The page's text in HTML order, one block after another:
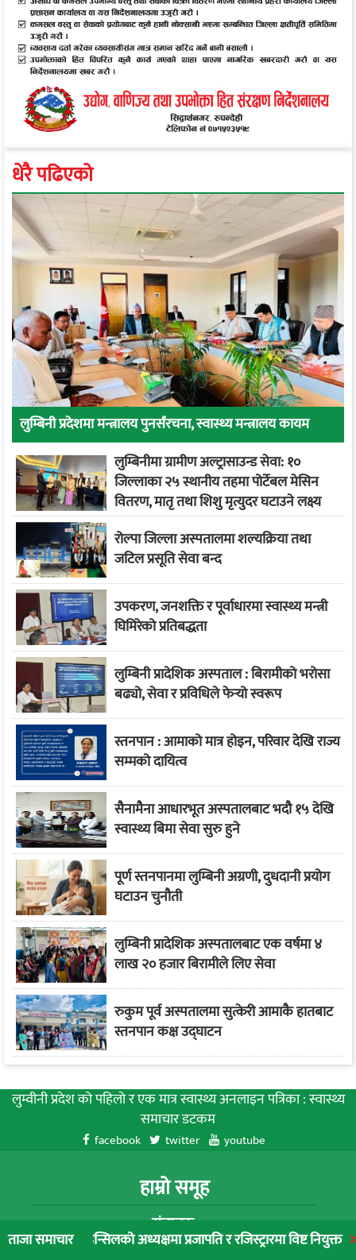
ताजा समाचार
अध्यक्षमा प्रजापति र रजिस्ट्रारमा विष्ट नियुक्त लुम्बिनी
धेरै पढिएको
लुम्बिनी प्रदेशमा मन्त्रालय पुनर्संरचना, स्वास्थ्य मन्त्रालय कायम
लुम्बिनीमा ग्रामीण अल्ट्रासाउन्ड सेवा: १०
जिल्लाका २५ स्थानीय तहमा पोर्टेबल मेसिन
वितरण, मातृ तथा शिशु मृत्युदर घटाउने लक्ष्य
रोल्पा जिल्ला अस्पतालमा शल्यक्रिया तथा
जटिल प्रसूति सेवा बन्द
उपकरण, जनशक्ति र पूर्वाधारमा स्वास्थ्य मन्त्री
घिमिरेको प्रतिबद्धता
लुम्बिनी प्रादेशिक अस्पताल : बिरामीको भरोसा
बढ्यो, सेवा र प्रविधिले फेर्‍यो स्वरूप
स्तनपान : आमाको मात्र होइन, परिवार देखि राज्य
सम्मको दायित्व
सैनामैना आधारभूत अस्पतालबाट भदौ १५ देखि
स्वास्थ्य बिमा सेवा सुरु हुने
पूर्ण स्तनपानमा लुम्बिनी अग्रणी, दुधदानी प्रयोग
घटाउन चुनौती
लुम्बिनी प्रादेशिक अस्पतालबाट एक वर्षमा ४
लाख २० हजार बिरामीले लिए सेवा
रुकुम पूर्व अस्पतालमा सुत्केरी आमाकै हातबाट
स्तनपान कक्ष उद्घाटन
लुम्वीनी प्रदेश को पहिलाे र एक मात्र स्वास्थ्य अनलाइन पत्रिका : स्वास्थ्य
समाचार डटकम
facebook twitter youtube
हाम्रो समूह
संचालक:
रुपन्देही मिडिया नेटवर्क प्रालि